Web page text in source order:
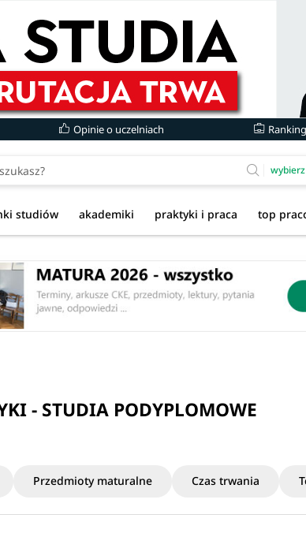
Opinie o uczelniach
studiów akademiki praktyki i praca top
- STUDIA PODYPLOMOWE
Przedmioty maturalne Czas trwania